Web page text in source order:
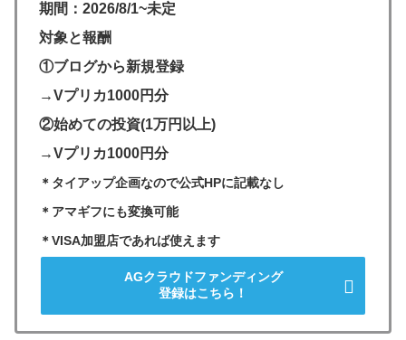
期間：2026/8/1~未定
対象と報酬
①ブログから新規登録
→Vプリカ1000円分
②始めての投資(1万円以上)
→Vプリカ1000円分
＊タイアップ企画なので公式HPに記載なし
＊アマギフにも変換可能
＊VISA加盟店であれば使えます
AGクラウドファンディング
登録はこちら！